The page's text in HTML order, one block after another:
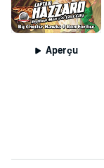
Aperçu